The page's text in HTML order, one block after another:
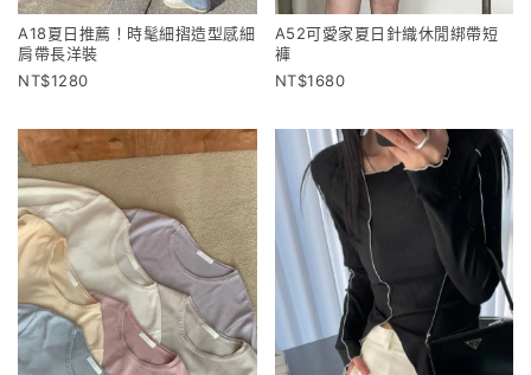
A18夏日推薦！時髦細摺造型感細
肩帶長洋裝
1280
A52可愛家夏日針織休閒綁帶短
褲
1680